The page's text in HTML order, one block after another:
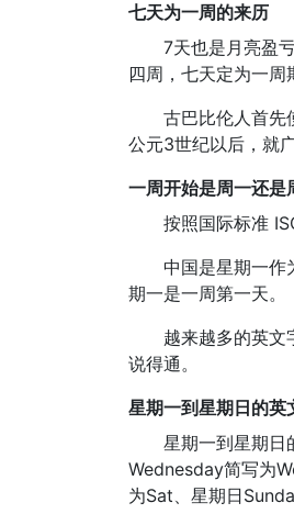
七天为一周的来历
7天也是月亮盈
四周，七天定为一周
古巴比伦人首先
公元3世纪以后，就
一周开始是周一还是
按照国际标准
中国是星期一作
期一是一周第一天。
越来越多的英
说得通。
星期一到星期日的英
星期一到星期日
Wednesday简写为
为Sat、星期日